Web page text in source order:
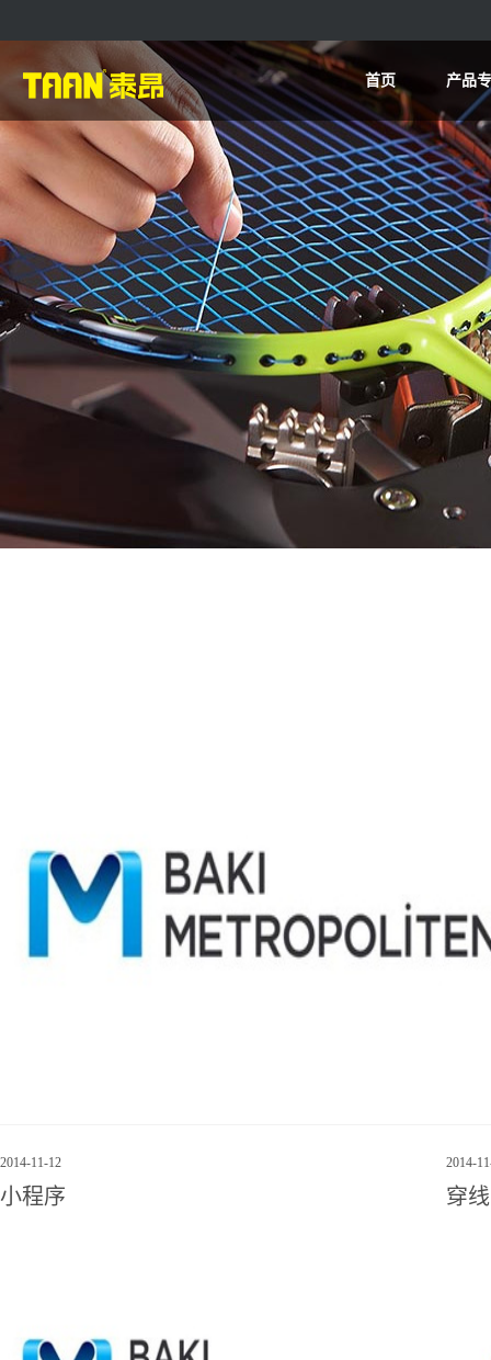
首页 产品
小程序
2014-11-12
穿
2014-11